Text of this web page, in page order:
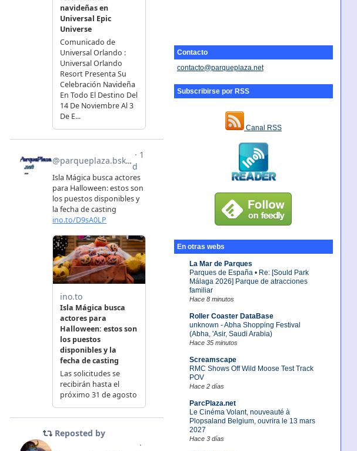
Contacto
contacto@parqueplaza.net
Subscribirse por RSS
Canal RSS
En otras webs
La Mar de Parques
Parques de España • Re: [Sould Park
Málaga 2026] Parque de atracciones
familiar
Hace 8 minutos
Roller Coaster DataBase
unknown - Abha Shopping Festival
(Abha, 'Asir, Saudi Arabia)
Hace 35 minutos
Screamscape
RMC Shows Off Wild Moose Test Track
POV
Hace 2 días
ParcPlaza.net
Le Cinéma Volant, nouveauté à
Plopsaland Belgium, ouvrira le 13 mars
2027
Hace 3 días